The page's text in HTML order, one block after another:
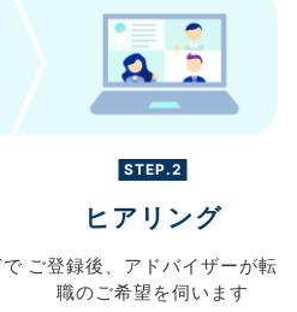
STEP.2
ヒアリング
ご登録後、 アドバイザーが転
職のご希望を伺います